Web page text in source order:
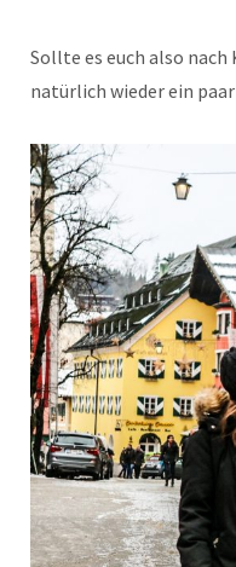
Sollte es euch also
natürlich wieder ein